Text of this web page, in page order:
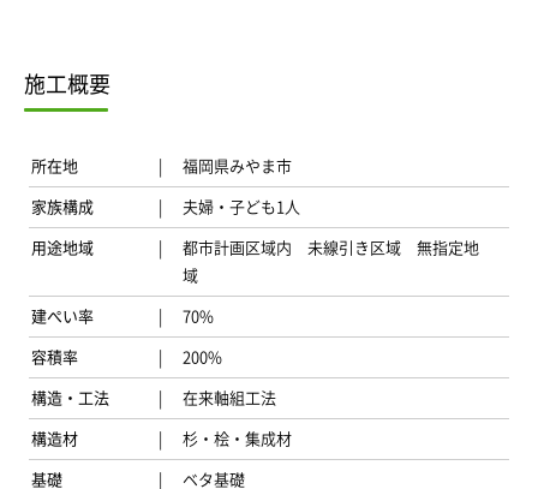
施工概要
所在地 福岡県みやま市
家族構成 夫婦・子ども1人
用途地域
都市計画区域内 未線引き区域 無指定地
域
建ぺい率 70%
容積率 200%
構造・工法 在来軸組工法
構造材 杉・桧・集成材
基礎 ベタ基礎